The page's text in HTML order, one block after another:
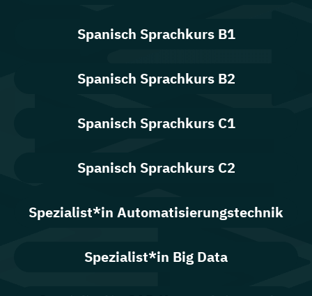
Spanisch Sprachkurs B1
Spanisch Sprachkurs B2
Spanisch Sprachkurs C1
Spanisch Sprachkurs C2
Spezialist*in Automatisierungstechnik
Spezialist*in Big Data